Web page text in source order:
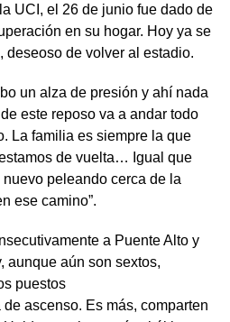
UCI, el 26 de junio fue dado de
en su hogar. Hoy ya se
deseoso de volver al estadio.
un alza de presión y ahí nada
este reposo va a andar todo
La familia es siempre la que
de vuelta… Igual que
peleando cerca de la
ese camino”.
a Puente Alto y
aunque aún son sextos,
puestos
ascenso. Es más, comparten